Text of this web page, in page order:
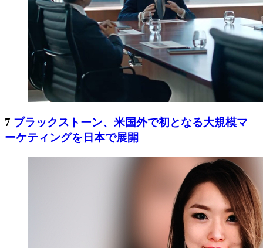
7 ブラックストーン、米国外で初となる大規模マ
ーケティングを日本で展開